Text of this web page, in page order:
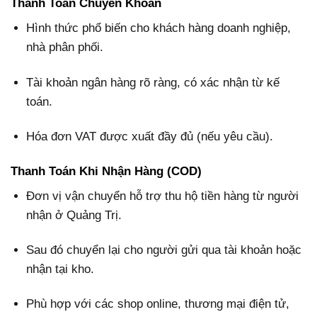
Thanh Toán Chuyển Khoản
Hình thức phổ biến cho khách hàng doanh nghiệp,
nhà phân phối.
Tài khoản ngân hàng rõ ràng, có xác nhận từ kế
toán.
Hóa đơn VAT được xuất đầy đủ (nếu yêu cầu).
Thanh Toán Khi Nhận Hàng (COD)
Đơn vị vận chuyển hỗ trợ thu hộ tiền hàng từ người
nhận ở Quảng Trị.
Sau đó chuyển lại cho người gửi qua tài khoản hoặc
nhận tại kho.
Phù hợp với các shop online, thương mại điện tử,